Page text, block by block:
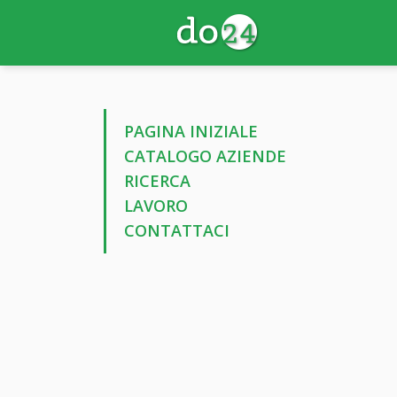
PAGINA INIZIALE
CATALOGO AZIENDE
RICERCA
LAVORO
CONTATTACI